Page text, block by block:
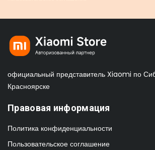
официальный представитель Xiaomi по
Красноярске
Правовая информация
Политика конфиденциальности
Пользовательское соглашение